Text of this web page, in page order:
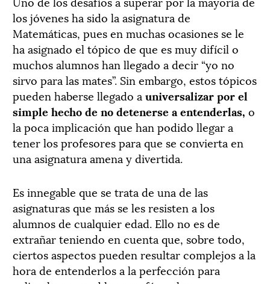
los jóvenes ha sido la asignatura de
Matemáticas, pues en muchas ocasiones se le
ha asignado el tópico de que es muy difícil o
muchos alumnos han llegado a decir “yo no
sirvo para las mates”. Sin embargo, estos tópicos
pueden haberse llegado a universalizar por el
simple hecho de no detenerse a entenderlas, o
la poca implicación que han podido llegar a
tener los profesores para que se convierta en
una asignatura amena y divertida.
Es innegable que se trata de una de las
asignaturas que más se les resisten a los
alumnos de cualquier edad. Ello no es de
extrañar teniendo en cuenta que, sobre todo,
ciertos aspectos pueden resultar complejos a la
hora de entenderlos a la perfección para